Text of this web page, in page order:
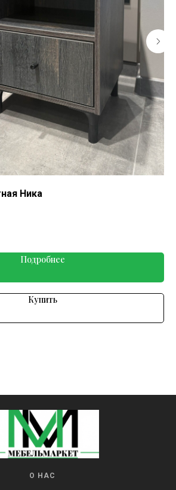
Ника
Подробнее
Купить
О НАС